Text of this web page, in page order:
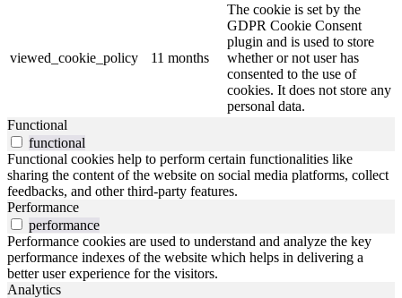
viewed_cookie_policy 11 months
The cookie is set by the
GDPR Cookie Consent
plugin and is used to store
whether or not user has
consented to the use of
cookies. It does not store any
personal data.
Functional
functional
Functional cookies help to perform certain functionalities like
sharing the content of the website on social media platforms, collect
feedbacks, and other third-party features.
Performance
performance
Performance cookies are used to understand and analyze the key
performance indexes of the website which helps in delivering a
better user experience for the visitors.
Analytics